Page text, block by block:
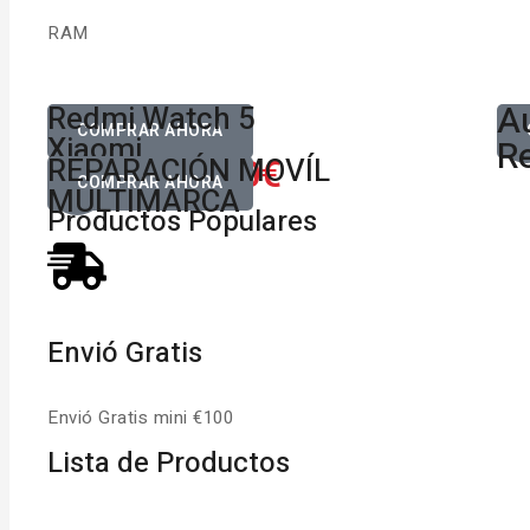
RAM
Desde80,00€
COMPRAR AHORA
Redmi Watch 5
Xiaomi
Desde650.00€
COMPRAR AHORA
REPARACIÓN MOVÍL
MULTIMARCA
Productos Populares
Envió Gratis
Envió Gratis mini €100
Lista de Productos